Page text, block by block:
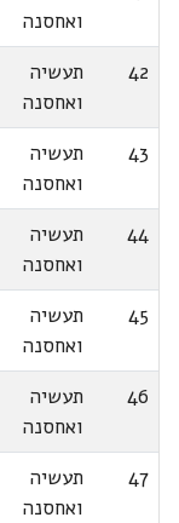
ואחסנה
42
תעשיה
ואחסנה
43
תעשיה
ואחסנה
44
תעשיה
ואחסנה
45
תעשיה
ואחסנה
46
תעשיה
ואחסנה
47
תעשיה
ואחסנה